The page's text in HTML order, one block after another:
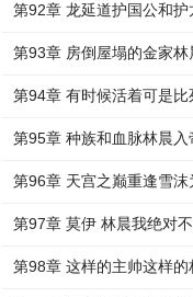
第92章 龙延道护国公和护
第93章 房倒屋塌的金家林
第94章 有时候活着可是
第95章 种族和血脉林晨入
第96章 天宫之巅重逢雪
第97章 莫伊 林晨我绝对
第98章 这样的主帅这样的